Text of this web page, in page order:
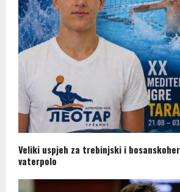
Veliki uspjeh za trebinjski i
vaterpolo